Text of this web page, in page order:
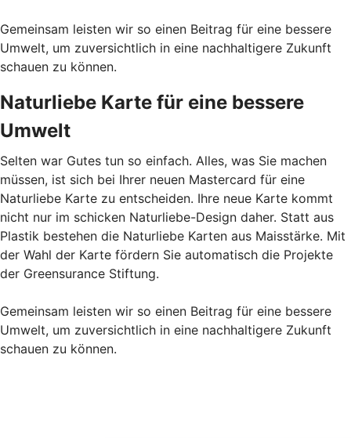
Gemeinsam leisten wir so einen Beitrag für eine bessere
Umwelt, um zuversichtlich in eine nachhaltigere Zukunft
schauen zu können.
Naturliebe Karte für eine bessere
Umwelt
Selten war Gutes tun so einfach. Alles, was Sie machen
müssen, ist sich bei Ihrer neuen Mastercard für eine
Naturliebe Karte zu entscheiden. Ihre neue Karte kommt
nicht nur im schicken Naturliebe-Design daher. Statt aus
Plastik bestehen die Naturliebe Karten aus Maisstärke. Mit
der Wahl der Karte fördern Sie automatisch die Projekte
der Greensurance Stiftung.
Gemeinsam leisten wir so einen Beitrag für eine bessere
Umwelt, um zuversichtlich in eine nachhaltigere Zukunft
schauen zu können.